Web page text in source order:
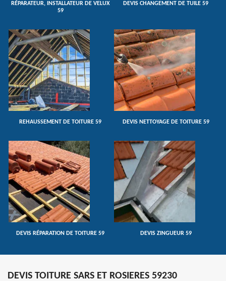
RÉPARATEUR, INSTALLATEUR DE VELUX
59
DEVIS CHANGEMENT DE TUILE 59
REHAUSSEMENT DE TOITURE 59 DEVIS NETTOYAGE DE TOITURE 59
DEVIS RÉPARATION DE TOITURE 59 DEVIS ZINGUEUR 59
DEVIS TOITURE SARS ET ROSIERES 59230